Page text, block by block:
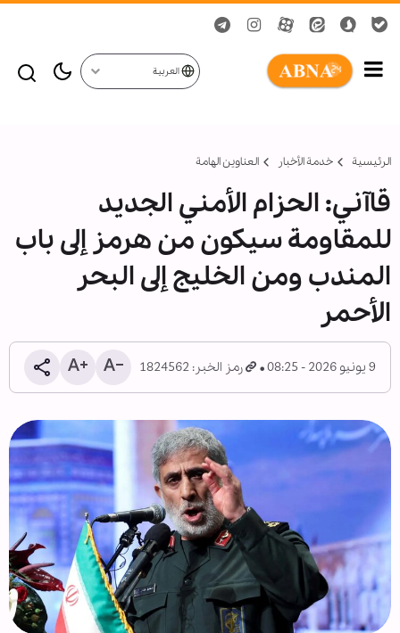
العربية
الرئيسية خدمة الأخبار العناوين الهامة
قاآني: الحزام الأمني الجديد
للمقاومة سيكون من هرمز إلى باب
المندب ومن الخليج إلى البحر
الأحمر
9 يونيو 2026 - 08:25 رمز الخبر: 1824562